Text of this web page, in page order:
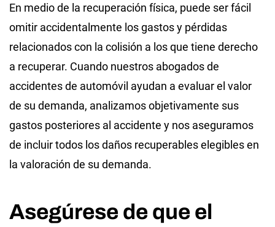
En medio de la recuperación física, puede ser fácil
omitir accidentalmente los gastos y pérdidas
relacionados con la colisión a los que tiene derecho
a recuperar. Cuando nuestros abogados de
accidentes de automóvil ayudan a evaluar el valor
de su demanda, analizamos objetivamente sus
gastos posteriores al accidente y nos aseguramos
de incluir todos los daños recuperables elegibles en
la valoración de su demanda.
Asegúrese de que el